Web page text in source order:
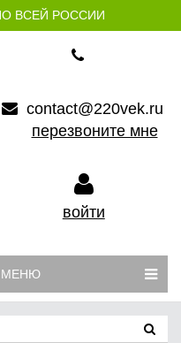
ВСЕЙ РОССИИ
contact@220vek.ru
перезвоните мне
войти
МЕНЮ